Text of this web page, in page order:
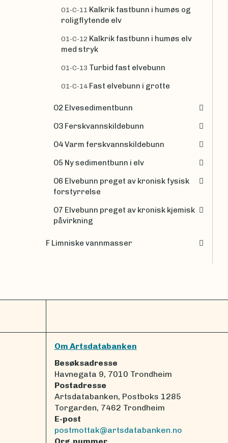
O1-C-11 Kalkrik fastbunn i humøs og
roligflytende elv
O1-C-12 Kalkrik fastbunn i humøs elv
med stryk
O1-C-13 Turbid fast elvebunn
O1-C-14 Fast elvebunn i grotte
O2 Elvesedimentbunn
O3 Ferskvannskildebunn
O4 Varm ferskvannskildebunn
O5 Ny sedimentbunn i elv
O6 Elvebunn preget av kronisk fysisk
forstyrrelse
O7 Elvebunn preget av kronisk kjemisk
påvirkning
F Limniske vannmasser
Om Artsdatabanken
Besøksadresse
Havnegata 9, 7010 Trondheim
Postadresse
Artsdatabanken, Postboks 1285
Torgarden, 7462 Trondheim
E-post
postmottak@artsdatabanken.no
Org.nummer